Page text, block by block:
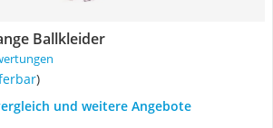
Ballkleider
)
und weitere Angebote